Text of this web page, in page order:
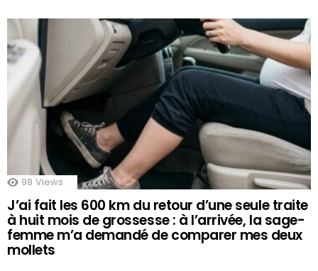
98 Views
J’ai fait les 600 km du retour d’une seule traite
à huit mois de grossesse : à l’arrivée, la sage-
femme m’a demandé de comparer mes deux
mollets